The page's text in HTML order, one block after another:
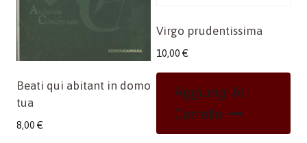
Beati qui abitant in domo
tua
8,00 €
Virgo prudentissima
10,00 €
Aggiungi Al
Carrello